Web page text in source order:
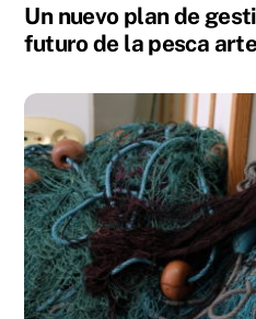
Un nuevo plan de
futuro de la pesca